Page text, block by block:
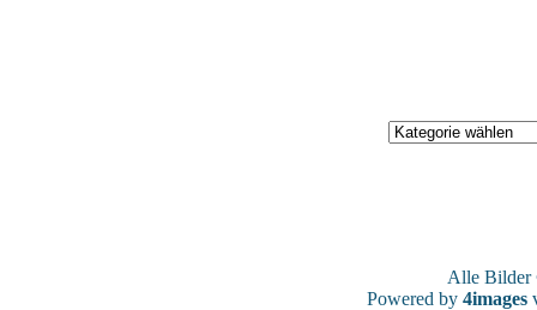
Alle
Powered by 4images